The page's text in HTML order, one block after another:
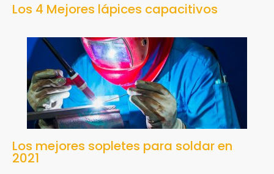
Los 4 Mejores lápices capacitivos
Los mejores sopletes para soldar en
2021